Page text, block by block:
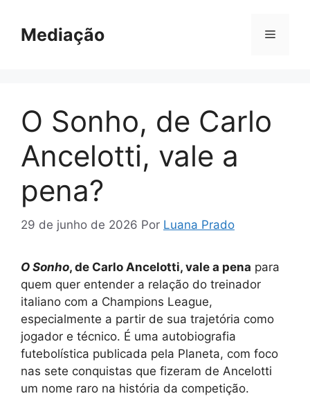
paraMediação Menu
O Sonho, de Carlo
Ancelotti, vale a
pena?
29 de junho de 2026 Por Luana Prado
O Sonho, de Carlo Ancelotti, vale a pena para
quem quer entender a relação do treinador
italiano com a Champions League,
especialmente a partir de sua trajetória como
jogador e técnico. É uma autobiografia
futebolística publicada pela Planeta, com foco
nas sete conquistas que fizeram de Ancelotti
um nome raro na história da competição.